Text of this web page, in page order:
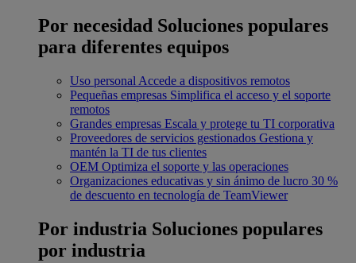
Por necesidad Soluciones populares
para diferentes equipos
Uso personal Accede a dispositivos remotos
Pequeñas empresas Simplifica el acceso y el soporte
remotos
Grandes empresas Escala y protege tu TI corporativa
Proveedores de servicios gestionados Gestiona y
mantén la TI de tus clientes
OEM Optimiza el soporte y las operaciones
Organizaciones educativas y sin ánimo de lucro 30 %
de descuento en tecnología de TeamViewer
Por industria Soluciones populares
por industria